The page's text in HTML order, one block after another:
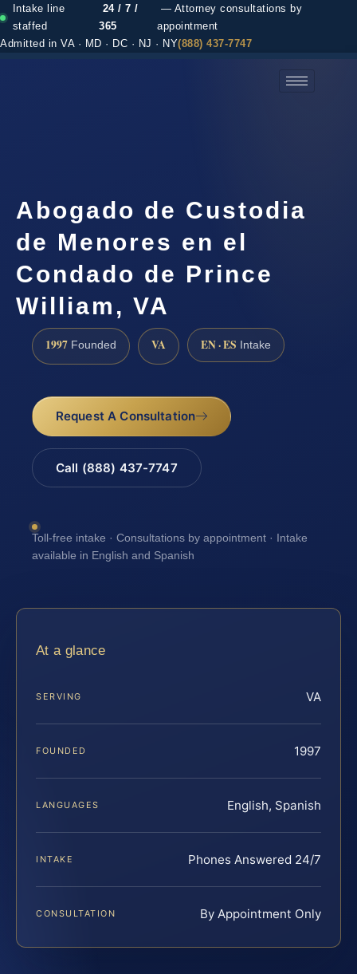
Intake line
staffed
24 / 7 /
365
— Attorney consultations by
appointment
Admitted in VA · MD · DC · NJ · NY(888) 437-7747
Abogado de Custodia
de Menores en el
Condado de Prince
William, VA
1997 Founded VA EN · ES Intake
Request A Consultation
Call (888) 437-7747
Toll-free intake · Consultations by appointment · Intake
available in English and Spanish
At a glance
SERVING VA
FOUNDED 1997
LANGUAGES English, Spanish
INTAKE Phones Answered 24/7
CONSULTATION By Appointment Only